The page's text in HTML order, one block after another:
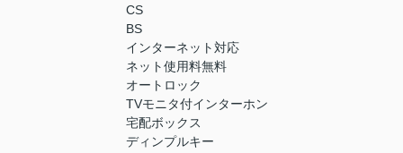
CS
BS
インターネット対応
ネット使用料無料
オートロック
TVモニタ付インターホン
宅配ボックス
ディンプルキー